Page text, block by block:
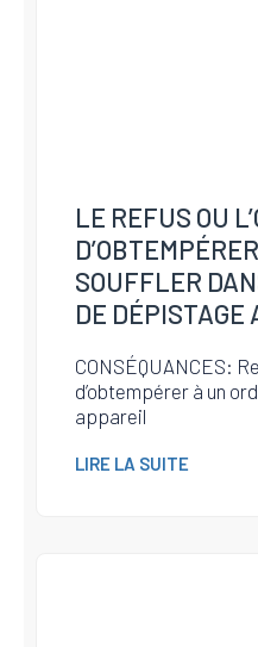
LE REFUS OU
SOUFFLER
DE DÉPISTAGE
CONSÉQUANCES:
d’obtempérer à un
appareil
LIRE LA SUITE